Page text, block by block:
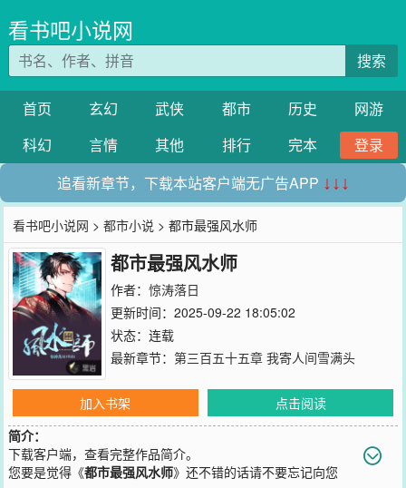
看书吧小说网
搜索
首页 玄幻 武侠 都市 历史
网游
科幻
言情 其他 排行 完本
登录
追看新章节，下载本站客户端无广告APP ↓↓↓
看书吧小说网 >都市小说 > 都市最强风水师
都市最强风水师
作者： 惊涛落日
更新时间：2025-09-22 18:05:02
状态：连载
最新章节： 第三百五十五章 我寄人间雪满头
加入书架
点击阅读
简介：
下载客户端，查看完整作品简介。
您要是觉得《都市最强风水师》还不错的话请不要忘记向您